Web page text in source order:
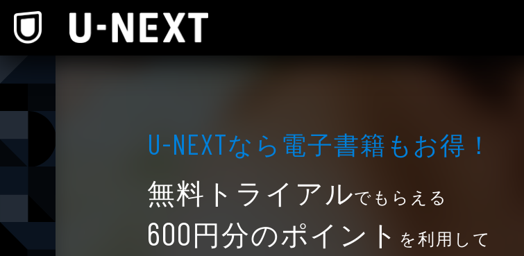
U-NEXTなら電⼦書籍もお得！
無料トライアルでもらえる
600円分のポイント を利用して